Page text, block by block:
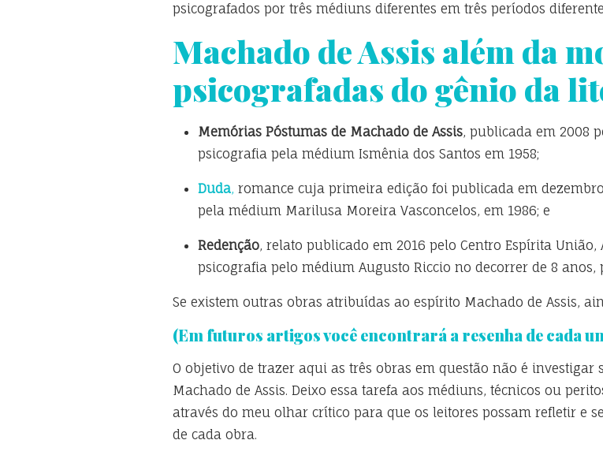
psicografados por três médiuns diferentes em três períodos
Machado de Assis além da
psicografadas do gênio da
Memórias Póstumas de Machado de Assis, publicada em 2008
psicografia pela médium Ismênia dos Santos em 1958;
Duda, romance cuja primeira edição foi publicada em
pela médium Marilusa Moreira Vasconcelos, em 1986; e
Redenção, relato publicado em 2016 pelo Centro Espírita
psicografia pelo médium Augusto Riccio no decorrer de 8 anos,
Se existem outras obras atribuídas ao espírito Machado de Assis,
(Em futuros artigos você encontrará a resenha de cada
O objetivo de trazer aqui as três obras em questão não é
Machado de Assis. Deixo essa tarefa aos médiuns, técnicos ou
através do meu olhar crítico para que os leitores possam refletir e
de cada obra.